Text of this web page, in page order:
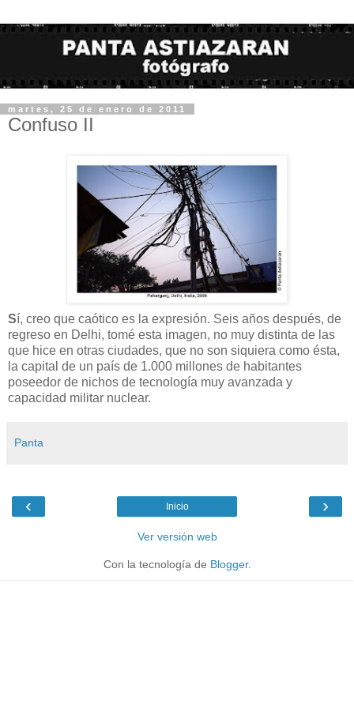
martes, 25 de enero de 2011
Confuso II
Sí, creo que caótico es la expresión. Seis años después, de
regreso en Delhi, tomé esta imagen, no muy distinta de las
que hice en otras ciudades, que no son siquiera como ésta,
la capital de un país de 1.000 millones de habitantes
poseedor de nichos de tecnología muy avanzada y
capacidad militar nuclear.
Panta
‹ ›
Inicio
Ver versión web
Con la tecnología de Blogger.